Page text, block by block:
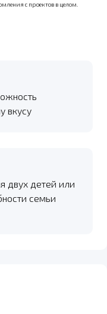
с проектов в целом.
вкусу
двух детей или
семьи